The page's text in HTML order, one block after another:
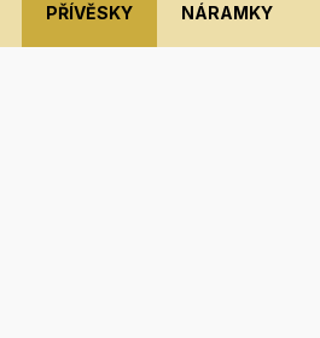
PŘÍVĚSKY NÁRAMKY